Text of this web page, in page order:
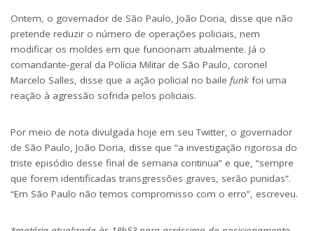
Ontem, o governador de São Paulo, João Doria, disse que não
pretende reduzir o número de operações policiais, nem
modificar os moldes em que funcionam atualmente. Já o
comandante-geral da Polícia Militar de São Paulo, coronel
Marcelo Salles, disse que a ação policial no baile funk foi uma
reação à agressão sofrida pelos policiais.
Por meio de nota divulgada hoje em seu Twitter, o governador
de São Paulo, João Doria, disse que “a investigação rigorosa do
triste episódio desse final de semana continua” e que, “sempre
que forem identificadas transgressões graves, serão punidas”.
“Em São Paulo não temos compromisso com o erro”, escreveu.